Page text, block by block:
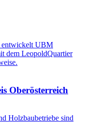
entwickelt UBM
dem LeopoldQuartier
Oberösterreich
Holzbaubetriebe sind